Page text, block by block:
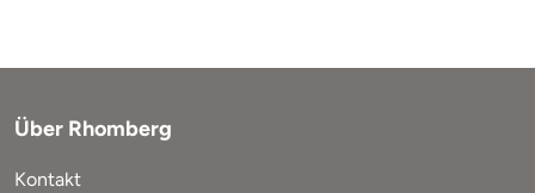
Über Rhomberg
Kontakt